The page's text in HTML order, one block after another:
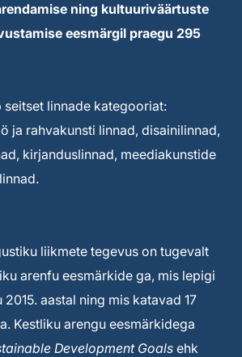
ning kultuuriväärtuste
eesmärgil praegu 295
linnade kategooriat:
ja rahvakunsti linnad, disainilinnad,
kirjanduslinnad, meediakunstide
liikmete tegevus on tugevalt
arenfu eesmärkide ga, mis lepigi
aastal ning mis katavad 17
Kestliku arengu eesmärkidega
Development Goalsehk